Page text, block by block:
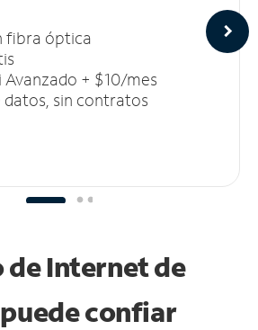
fibra óptica
Avanzado + $10/mes
datos, sin contratos
de Internet de
confiar